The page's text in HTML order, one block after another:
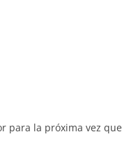
para la próxima vez que